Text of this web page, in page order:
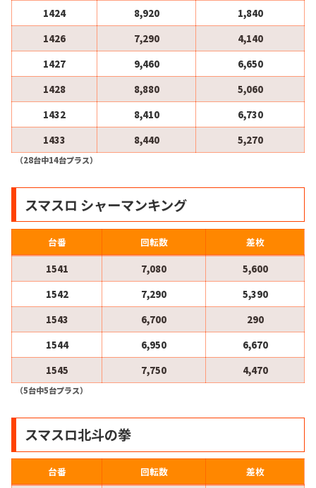
1424 8,920
1,840
1426
7,290
4,140
1427
9,460
6,650
1428
8,880
5,060
1432
8,410
6,730
1433
8,440 5,270
（28台中14台プラス）
スマスロ シャーマンキング
台番 回転数
差枚
1541
7,080
5,600
1542
7,290
5,390
1543
6,700
290
1544
6,950
6,670
1545
7,750 4,470
（5台中5台プラス）
スマスロ北斗の拳
台番 回転数
差枚